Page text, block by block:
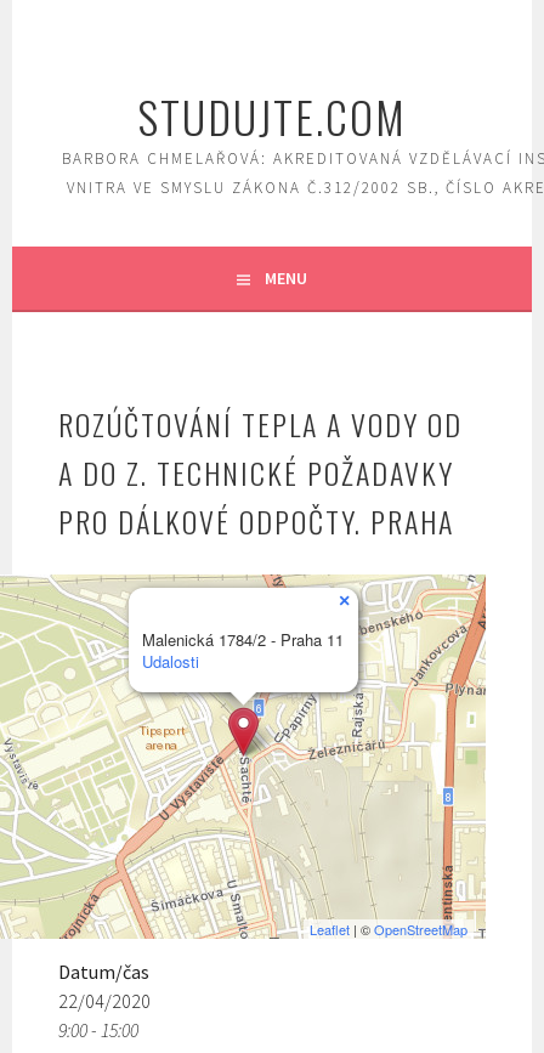
STUDUJTE.COM
BARBORA CHMELAŘOVÁ: AKREDITOVANÁ VZDĚLÁVACÍ
VNITRA VE SMYSLU ZÁKONA Č.312/2002 SB., ČÍSLO
MENU
ROZÚČTOVÁNÍ TEPLA A VODY OD
A DO Z. TECHNICKÉ POŽADAVKY
PRO DÁLKOVÉ ODPOČTY. PRAHA
Malenická 1784/2 - Praha 11
Udalosti
×
Leaflet| ©OpenStreetMap
Datum/čas
22/04/2020
9:00 - 15:00